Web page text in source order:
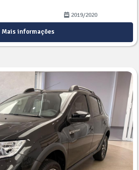
2019/2020
Mais informações